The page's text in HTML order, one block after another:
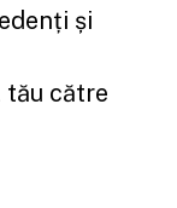
și
tău către